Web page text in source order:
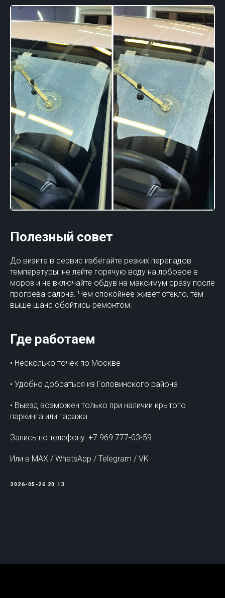
Полезный совет
До визита в сервис избегайте резких перепадов
температуры: не лейте горячую воду на лобовое в
мороз и не включайте обдув на максимум сразу после
прогрева салона. Чем спокойнее живёт стекло, тем
выше шанс обойтись ремонтом.
Где работаем
• Несколько точек по Москве
• Удобно добраться из Головинского района
• Выезд возможен только при наличии крытого
паркинга или гаража
Запись по телефону: +7 969 777-03-59
Или в MAX / WhatsApp / Telegram / VK
2026-05-26 20:13